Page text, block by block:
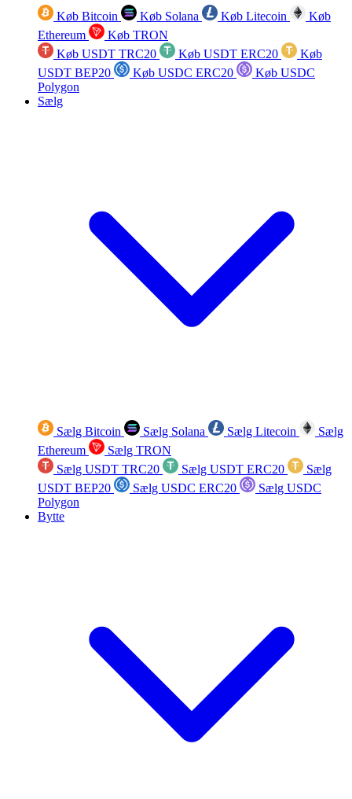
Køb Bitcoin Køb Solana Køb Litecoin
Køb
Ethereum
Køb TRON
Køb USDT TRC20
Køb USDT ERC20
Køb
USDT BEP20
Køb USDC ERC20
Køb USDC
Polygon
Sælg
Sælg Bitcoin Sælg Solana Sælg Litecoin
Sælg
Ethereum
Sælg TRON
Sælg USDT TRC20
Sælg USDT ERC20
Sælg
USDT BEP20
Sælg USDC ERC20
Sælg USDC
Polygon
Bytte